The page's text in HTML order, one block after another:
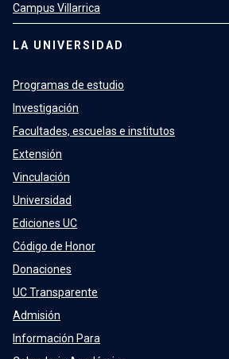
Campus Villarrica
LA UNIVERSIDAD
Programas de estudio
Investigación
Facultades, escuelas e institutos
Extensión
Vinculación
Universidad
Ediciones UC
Código de Honor
Donaciones
UC Transparente
Admisión
Información Para